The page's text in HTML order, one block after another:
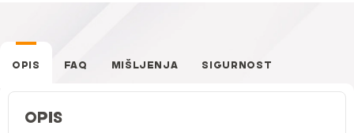
OPIS FAQ MIŠLJENJA SIGURNOST
OPIS